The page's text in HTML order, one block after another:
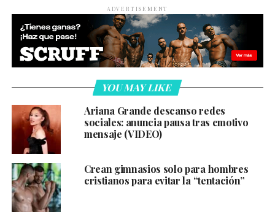
ADVERTISEMENT
YOU MAY LIKE
Ariana Grande descanso redes
sociales: anuncia pausa tras emotivo
mensaje (VIDEO)
Crean gimnasios solo para hombres
cristianos para evitar la “tentación”